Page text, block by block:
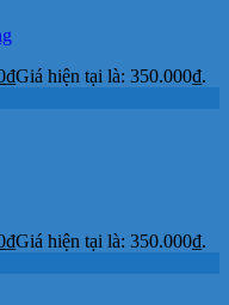
₫Giá hiện tại là: 350.000₫.
₫Giá hiện tại là: 350.000₫.